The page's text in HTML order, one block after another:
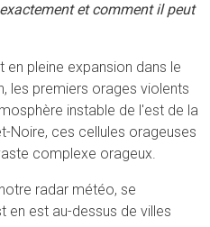
et comment il peut
en pleine expansion dans le
les premiers orages violents
instable de l'est de la
Noire, ces cellules orageuses
complexe orageux.
radar météo, se
en est au-dessus de villes